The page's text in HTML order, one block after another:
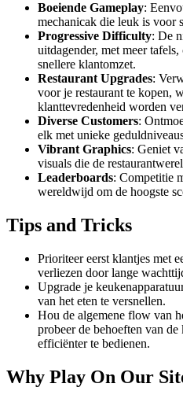
Boeiende Gameplay:
mechanicak die leuk is voor
Progressive Difficulty: De
uitdagender, met meer
snellere klantomzet.
Restaurant Upgrades:
voor je restaurant te kopen,
klanttevredenheid worden
Diverse Customers:
elk met unieke
Vibrant Graphics: Geniet
visuals die de
Leaderboards: Competitie
wereldwijd om de hoogste
Tips and Tricks
Prioriteer eerst klantjes met
verliezen door lange
Upgrade je
van het eten te versnellen.
Hou de algemene flow van
probeer de behoeften van
efficiënter te bedienen.
Why Play On Our